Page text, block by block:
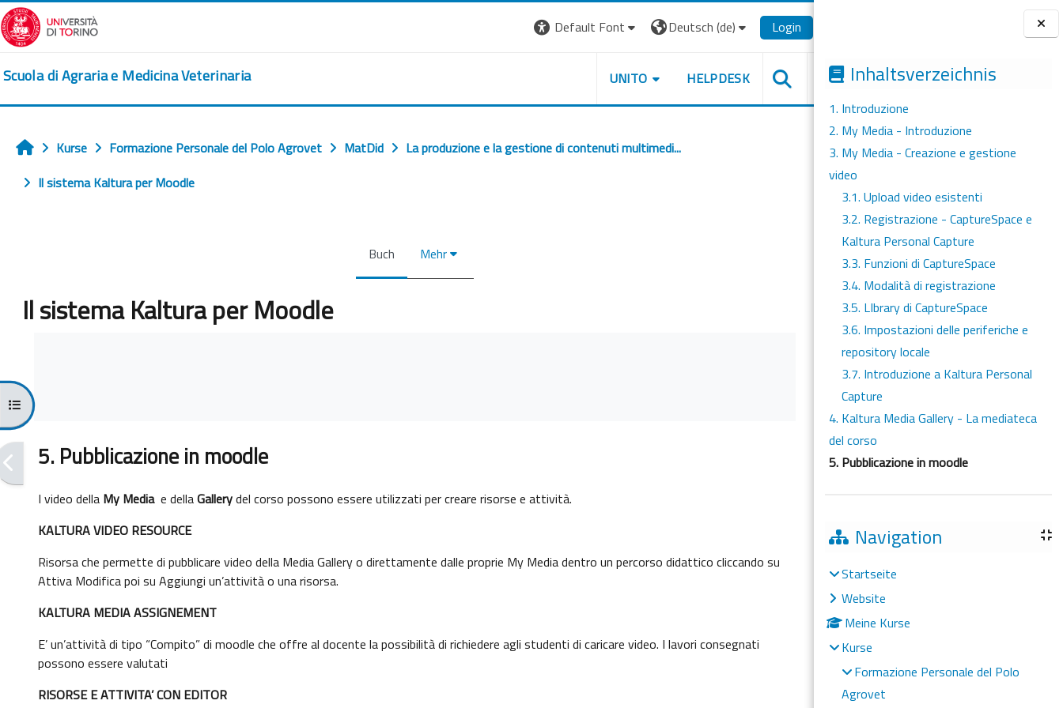
Zum Hauptinhalt
Blöcke
Inhaltsverzeichnis
1. Introduzione
2. My Media - Introduzione
3. My Media - Creazione e gestione
video
3.1. Upload video esistenti
3.2. Registrazione - CaptureSpace e
Kaltura Personal Capture
3.3. Funzioni di CaptureSpace
3.4. Modalità di registrazione
3.5. LIbrary di CaptureSpace
3.6. Impostazioni delle periferiche e
repository locale
3.7. Introduzione a Kaltura Personal
Capture
4. Kaltura Media Gallery - La mediateca
del corso
5. Pubblicazione in moodle
Navigation
Startseite
Website
Meine Kurse
Kurse
Formazione Personale del Polo
Agrovet
Default Font Deutsch ‎(de)‎ Login
Scuola di Agraria e Medicina Veterinaria UNITO HELPDESK
Kursindex öffnen
Startseite
Kurse Formazione Personale del Polo Agrovet MatDid
La produzione e la gestione di contenuti multimedi...
Il sistema Kaltura per Moodle
Buch Mehr
Il sistema Kaltura per Moodle
5. Pubblicazione in moodle
I video della My Mediae dellaGallerydel corso possono essere utilizzati per creare risorse e attività.
KALTURA VIDEO RESOURCE
Risorsa che permette di pubblicare video della Media Gallery o direttamente dalle proprie My Media dentro un percorso didattico cliccando su
Attiva Modifica poi su Aggiungi un’attività o una risorsa.
KALTURA MEDIA ASSIGNEMENT
E’ un’attività di tipo “Compito” di moodle che offre al docente la possibilità di richiedere agli studenti di caricare video. I lavori consegnati
possono essere valutati
RISORSE E ATTIVITA’ CON EDITOR